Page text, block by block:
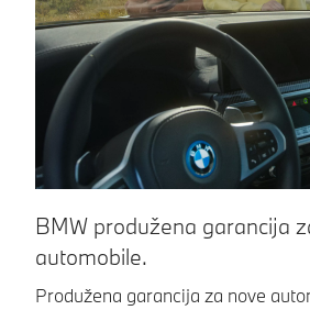
BMW produžena garancija
automobile.
Produžena garancija za nove